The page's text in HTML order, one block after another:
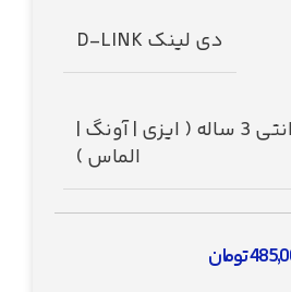
دی لینک D-LINK
گارانتی 3 ساله ( ایزی | آونگ |
الماس )
تومان